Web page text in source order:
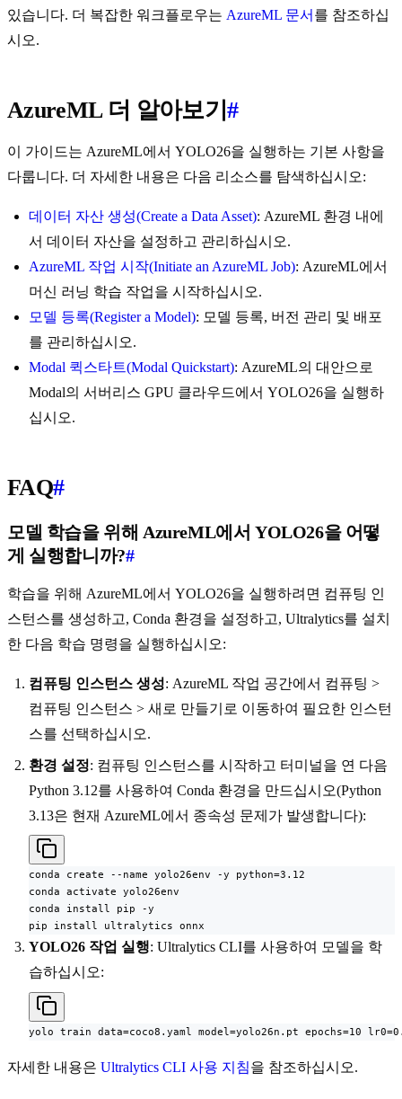
있습니다. 더 복잡한 워크플로우는 AzureML 문서 를 참조하십
시오.
AzureML 더 알아보기 #
이 가이드는 AzureML에서 YOLO26을 실행하는 기본 사항을
다룹니다. 더 자세한 내용은 다음 리소스를 탐색하십시오:
데이터 자산 생성(Create a Data Asset): AzureML 환경 내에
서 데이터 자산을 설정하고 관리하십시오.
AzureML 작업 시작(Initiate an AzureML Job): AzureML에서
머신 러닝 학습 작업을 시작하십시오.
모델 등록(Register a Model): 모델 등록, 버전 관리 및 배포
를 관리하십시오.
Modal 퀵스타트(Modal Quickstart): AzureML의 대안으로
Modal의 서버리스 GPU 클라우드에서 YOLO26을 실행하
십시오.
FAQ#
모델 학습을 위해 AzureML에서 YOLO26을 어떻
게 실행합니까?#
학습을 위해 AzureML에서 YOLO26을 실행하려면 컴퓨팅 인
스턴스를 생성하고, Conda 환경을 설정하고, Ultralytics를 설치
한 다음 학습 명령을 실행하십시오:
컴퓨팅 인스턴스 생성: AzureML 작업 공간에서 컴퓨팅 >
컴퓨팅 인스턴스 > 새로 만들기로 이동하여 필요한 인스턴
스를 선택하십시오.
환경 설정: 컴퓨팅 인스턴스를 시작하고 터미널을 연 다음
Python 3.12를 사용하여 Conda 환경을 만드십시오(Python
3.13은 현재 AzureML에서 종속성 문제가 발생합니다):
conda create --name yolo26env -y python=3.12
conda activate yolo26env
conda install pip -y
pip install ultralytics onnx
YOLO26 작업 실행: Ultralytics CLI를 사용하여 모델을 학
습하십시오:
yolo train data=coco8.yaml model=yolo26n.pt epochs=10
자세한 내용은 Ultralytics CLI 사용 지침을 참조하십시오.